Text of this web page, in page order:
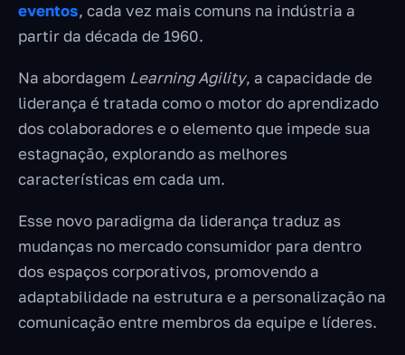
eventos, cada vez mais comuns na indústria a
partir da década de 1960.
Na abordagem Learning Agility, a capacidade de
liderança é tratada como o motor do aprendizado
dos colaboradores e o elemento que impede sua
estagnação, explorando as melhores
características em cada um.
Esse novo paradigma da liderança traduz as
mudanças no mercado consumidor para dentro
dos espaços corporativos, promovendo a
adaptabilidade na estrutura e a personalização na
comunicação entre membros da equipe e líderes.